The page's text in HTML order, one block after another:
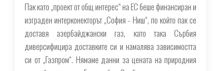
Пак като „проект от общ интерес“ на ЕС беше финансиран и
изграден интерконекторът „София - Ниш“, по който пак се
доставя азербайджански газ, като така Сърбия
диверсифицира доставките си и намалява зависимостта
си от „Газпром“. Нямаме данни за цената на природния